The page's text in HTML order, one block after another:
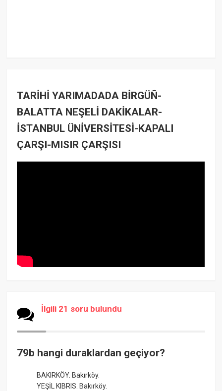
TARİHİ YARIMADADA BİRGÜÑ-
BALATTA NEŞELİ DAKİKALAR-
İSTANBUL ÜNİVERSİTESİ-KAPALI
ÇARŞI-MISIR ÇARŞISI
İlgili 21 soru bulundu
79b hangi duraklardan geçiyor?
BAKIRKÖY. Bakırköy.
YEŞİL KIBRIS. Bakırköy.